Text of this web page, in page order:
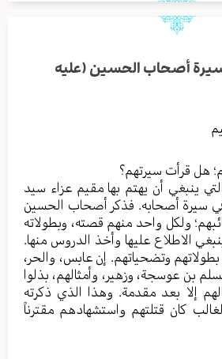
أصحاب الحسين (عليه
هل قرأت سيرتهم؟
ينبغي أن يهتم بها مقيم عزاء سيد
في سيرة أصحابه. فذكر أصحاب الحسين
ولكل واحد منهم قصته، وبطولاته
الاطلاع عليها وأخذ الدروس منها.
وتضحياتهم. إن عابس، والحر،
بن عوسجة، وزهير، وأمثالهم، بذلوا
إلا بعد مقدمة. وهذا الذي ذكرته
كان قتلتهم واستشهادهم مقترناً